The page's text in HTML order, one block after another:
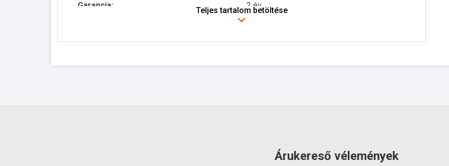
Garancia: 2 év
Teljes tartalom betöltése
Árukereső vélemények